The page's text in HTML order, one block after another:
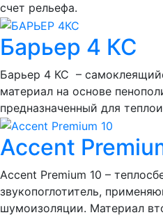
счет рельефа.
Барьер 4 КС
Барьер 4 КС –
материал на основе
предназначенный для
Accent
Accent Premium 10 –
звукопоглотитель,
шумоизоляции. Материал